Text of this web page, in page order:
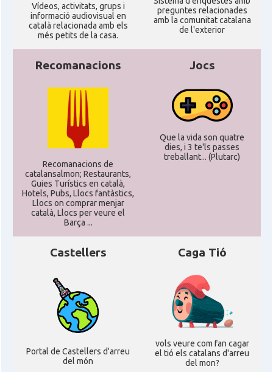
Ví­deos, activitats, grups i
informació audiovisual en
català relacionada amb els
més petits de la casa.
preguntes relacionades
amb la comunitat catalana
de l'exterior
Recomanacions
Recomanacions de
catalansalmon; Restaurants,
Guies Turístics en català,
Hotels, Pubs, Llocs fantàstics,
Llocs on comprar menjar
català, Llocs per veure el
Barça ...
Jocs
Que la vida son quatre
dies, i 3 te'ls passes
treballant... (Plutarc)
Castellers
Portal de Castellers d'arreu
del món
Caga Tió
vols veure com fan cagar
el tió els catalans d'arreu
del mon?